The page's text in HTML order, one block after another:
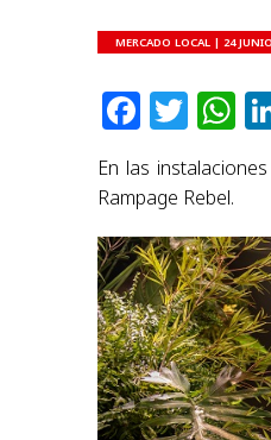
MERCADO LOCAL |24
En las
Rampage Rebel.